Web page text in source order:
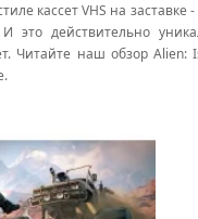
кассет VHS на заставке
это действительно
Читайте наш обзор Alien: